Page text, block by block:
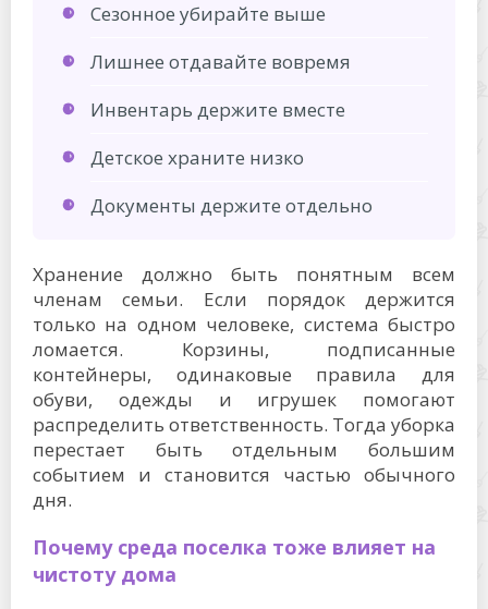
Сезонное убирайте выше
Лишнее отдавайте вовремя
Инвентарь держите вместе
Детское храните низко
Документы держите отдельно
Хранение должно быть понятным всем
членам семьи. Если порядок держится
только на одном человеке, система быстро
ломается. Корзины, подписанные
контейнеры, одинаковые правила для
обуви, одежды и игрушек помогают
распределить ответственность. Тогда уборка
перестает быть отдельным большим
событием и становится частью обычного
дня.
Почему среда поселка тоже влияет на
чистоту дома